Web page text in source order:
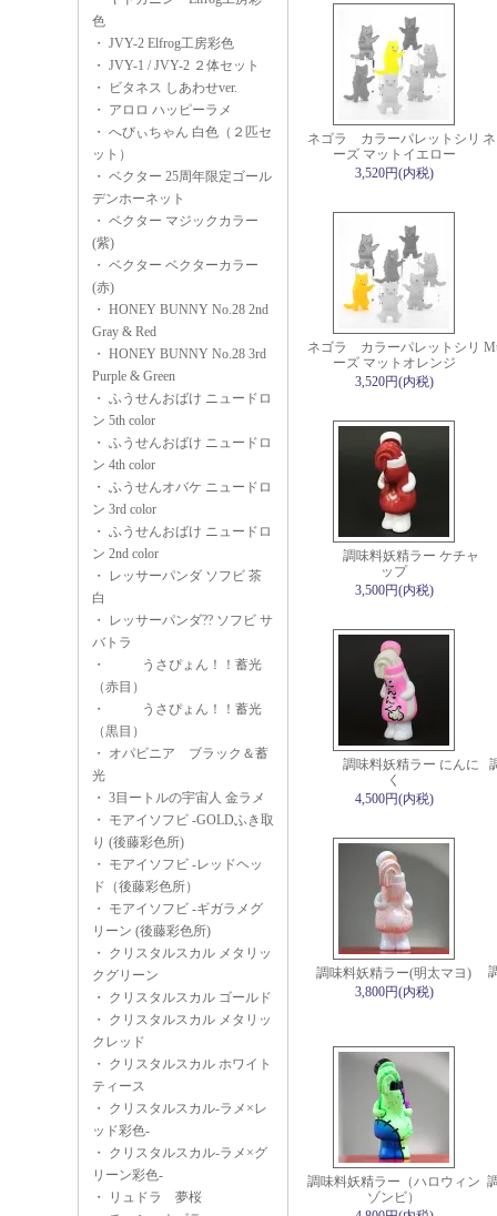
色
・ JVY-2 Elfrog工房彩色
・ JVY-1 / JVY-2 ２体セット
・
ビタネス しあわせver.
・ アロロ ハッピーラメ
・ へびぃちゃん 白色（２匹セ
ット）
・ ベクター 25周年限定ゴール
デンホーネット
・ ベクター マジックカラー
(紫)
・ ベクター ベクターカラー
(赤)
・ HONEY BUNNY No.28 2nd
Gray & Red
・ HONEY BUNNY No.28 3rd
Purple & Green
・ ふうせんおばけ ニュードロ
ン 5th color
・ ふうせんおばけ ニュードロ
ン 4th color
・ ふうせんオバケ ニュードロ
ン 3rd color
・ ふうせんおばけ ニュードロ
ン 2nd color
・
レッサーパンダ ソフビ 茶
白
・
レッサーパンダ?? ソフビ サ
バトラ
・
うさぴょん！！蓄光
（赤目）
・
うさぴょん！！蓄光
（黒目）
・ オパビニア ブラック＆蓄
光
・ 3目ートルの宇宙人 金ラメ
・ モアイソフビ -GOLDふき取
り (後藤彩色所)
・ モアイソフビ -レッドヘッ
ド（後藤彩色所）
・ モアイソフビ -ギガラメグ
リーン (後藤彩色所)
・ クリスタルスカル メタリッ
クグリーン
・ クリスタルスカル ゴールド
・ クリスタルスカル メタリッ
クレッド
・ クリスタルスカル ホワイト
ティース
・ クリスタルスカル-ラメ×レ
ッド彩色-
・ クリスタルスカル-ラメ×グ
リーン彩色-
・
リュドラ 夢桜
ネゴラ カラーパレットシリ
ーズ マットイエロー
3,520円(内税)
ネゴラ カラーパレットシリ
ーズ マットオレンジ
3,520円(内税)
調味料妖精ラー ケチャ
ップ
3,500円(内税)
調味料妖精ラー にんに
く
4,500円(内税)
調味料妖精ラー(明太マヨ)
3,800円(内税)
調味料妖精ラー（ハロウィン
ゾンビ）